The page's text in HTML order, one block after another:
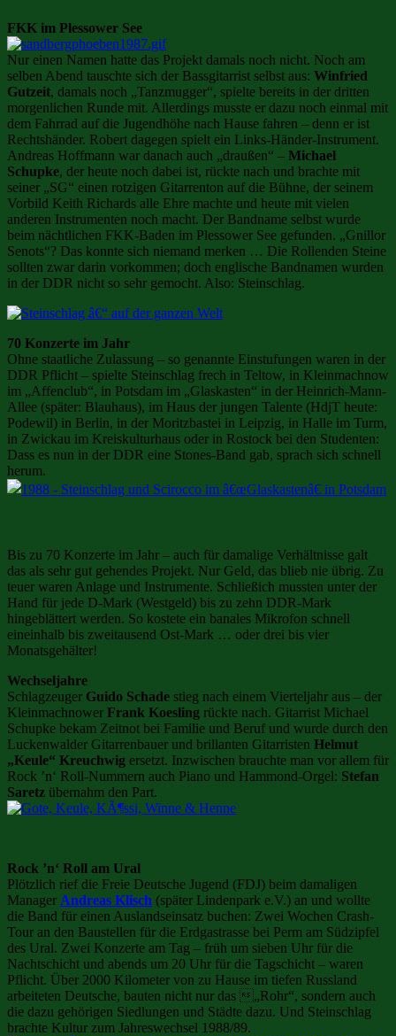
FKK im Plessower See
Nur einen Namen hatte das Projekt damals noch nicht. Noch am
selben Abend tauschte sich der Bassgitarrist selbst aus: Winfried
Gutzeit, damals noch „Tanzmugger“, spielte bereits in der dritten
morgenlichen Runde mit. Allerdings musste er dazu noch einmal mit
dem Fahrrad auf die Jugendhöhe nach Hause fahren – denn er ist
Rechtshänder. Robert dagegen spielt ein Links-Händer-Instrument.
Andreas Hoffmann war danach auch „draußen“ – Michael
Schupke, der heute noch dabei ist, rückte nach und brachte mit
seiner „SG“ einen rotzigen Gitarrenton auf die Bühne, der seinem
Vorbild Keith Richards alle Ehre machte und heute mit vielen
anderen Instrumenten noch macht. Der Bandname selbst wurde
beim nächtlichen FKK-Baden im Plessower See gefunden. „Gnillor
Senots“? Das konnte sich niemand merken … Die Rollenden Steine
sollten zwar darin vorkommen; doch englische Bandnamen wurden
in der DDR nicht so sehr gemocht. Also: Steinschlag.
70 Konzerte im Jahr
Ohne staatliche Zulassung – so genannte Einstufungen waren in der
DDR Pflicht – spielte Steinschlag frech in Teltow, in Kleinmachnow
im „Affenclub“, in Potsdam im „Glaskasten“ in der Heinrich-Mann-
Allee (später: Blauhaus), im Haus der jungen Talente (HdjT heute:
Podewil) in Berlin, in der Moritzbastei in Leipzig, in Halle im Turm,
in Zwickau im Kreiskulturhaus oder in Rostock bei den Studenten:
Dass es nun in der DDR eine Stones-Band gab, sprach sich schnell
herum.
Bis zu 70 Konzerte im Jahr – auch für damalige Verhältnisse galt
das als sehr gut gehendes Projekt. Nur Geld, das blieb nie übrig. Zu
teuer waren Anlage und Instrumente. Schließich mussten unter der
Hand für jede D-Mark (Westgeld) bis zu zehn DDR-Mark
hingeblättert werden. So kostete ein banales Mikrofon schnell
eineinhalb bis zweitausend Ost-Mark … oder drei bis vier
Monatsgehälter!
Wechseljahre
Schlagzeuger Guido Schade stieg nach einem Vierteljahr aus – der
Kleinmachnower Frank Koesling rückte nach. Gitarrist Michael
Schupke bekam Zeitnot bei Familie und Beruf und wurde durch den
Luckenwalder Gitarrenbauer und brillanten Gitarristen Helmut
„Keule“ Kreuchwig ersetzt. Inzwischen brauchte man vor allem für
Rock ’n‘ Roll-Nummern auch Piano und Hammond-Orgel: Stefan
Saretz übernahm den Part.
Rock ’n‘ Roll am Ural
Plötzlich rief die Freie Deutsche Jugend (FDJ) beim damaligen
Manager Andreas Klisch (später Lindenpark e.V.) an und wollte
die Band für einen Auslandseinsatz buchen: Zwei Wochen Crash-
Tour an den Baustellen für die Erdgastrasse bei Perm am Südzipfel
des Ural. Zwei Konzerte am Tag – früh um sieben Uhr für die
Nachtschicht und abends um 20 Uhr für die Tagschicht – waren
Pflicht. Über 2000 Kilometer von zu Hause im tiefen Russland
arbeiteten Deutsche, bauten nicht nur das „Rohr“, sondern auch
die dazu gehörigen Siedlungen und Städte dazu. Und Steinschlag
brachte Kultur zum Jahreswechsel 1988/89.